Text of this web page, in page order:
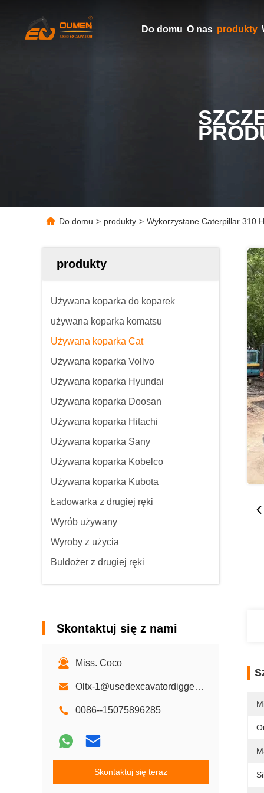
Do domu O nas produkty
Do domu > produkty > Wykorzystane Caterpillar 310
produkty
Używana koparka do koparek
używana koparka komatsu
Używana koparka Cat
Używana koparka Vollvo
Używana koparka Hyundai
Używana koparka Doosan
Używana koparka Hitachi
Używana koparka Sany
Używana koparka Kobelco
Używana koparka Kubota
Ładowarka z drugiej ręki
Wyrób używany
Wyroby z użycia
Buldożer z drugiej ręki
Skontaktuj się z nami
Miss. Coco
Oltx-1@usedexcavatordigger.com
0086--15075896285
Skontaktuj się teraz